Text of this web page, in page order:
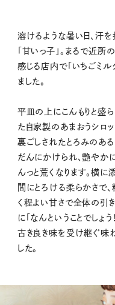
溶けるような暑い日、汗
「甘いっ子」。まるで近
感じる店内で「いちごミル
ました。
平皿の上にこんもりと盛
た自家製のあまおうシロ
裏ごしされたとろみのあ
だんにかけられ、艶やか
んっと荒くなります。横
間にとろける柔らかさで
く程よい甘さで全体の引
に「なんということでしょ
古き良き味を受け継ぐ味
した。